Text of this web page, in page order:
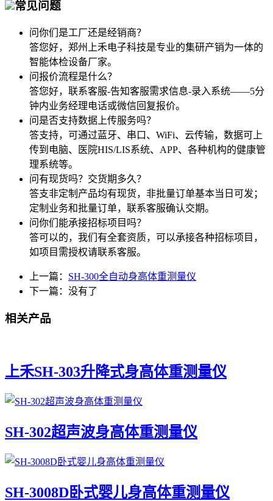
常见问题
问你们是工厂还是经销商？
答您好，郑州上禾电子科技是专业的集研产销为一体的
智能体检设备厂家。
问报价流程是什么？
答您好，联系客服-告知客服需求信息-录入系统——5分
钟内业务经理电话或微信回复报价。
问 是否支持数据上传服务吗？
答支持，可通过蓝牙、串口、WiFi、云传输，数据可上
传到电脑、医院HIS/LIS系统、APP、各种机构的健康管
理系统等。
问有现货吗？交货期多久？
答支非定制产品均有现货，非批量订单基本当日可发；
定制业务和批量订单，联系客服确认交期。
问你们能承接招标项目吗？
答可以的，我们有全套资质，可以承接各种招标项目，
如项目需授权请联系客服。
上一篇： SH-300全自动身高体重测量仪
下一篇：没有了
相关产品
上禾SH-303升降式身高体重测量仪
SH-302超声波身高体重测量仪
SH-3008D卧式婴儿身高体重测量仪